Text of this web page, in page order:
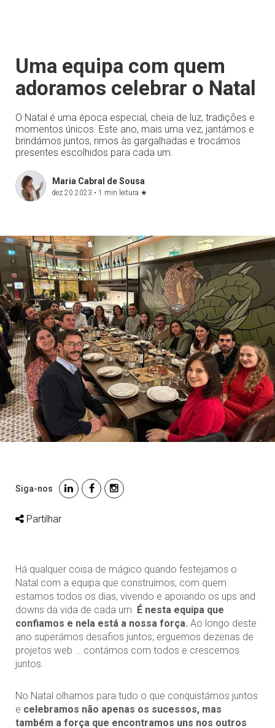
Uma equipa com quem
adoramos celebrar o Natal
O Natal é uma época especial, cheia de luz, tradições e
momentos únicos. Este ano, mais uma vez, jantámos e
brindámos juntos, rimos às gargalhadas e trocámos
presentes escolhidos para cada um.
Maria Cabral de Sousa
dez 20 2023 • 1 min leitura ★
Siga-nos
Partilhar
Há qualquer coisa de mágico quando festejamos o
Natal com a equipa que construímos, com quem
estamos todos os dias, vivendo e apoiando os ups and
downs da vida de cada um. É nesta equipa que
confiamos e nela está a nossa força. Ao longo deste
ano superámos desafios juntos, erguemos dezenas de
projetos web … contámos com todos e crescemos
juntos.
No Natal olhamos para tudo o que conquistámos juntos
e celebramos não apenas os sucessos, mas
também a força que encontramos uns nos outros